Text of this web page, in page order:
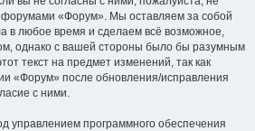
форумами «Форум». Мы оставляем за собой
в любое время и сделаем всё возможное,
однако с вашей стороны было бы разумным
текст на предмет изменений, так как
«Форум» после обновления/исправления
с ними.
управлением программного обеспечения